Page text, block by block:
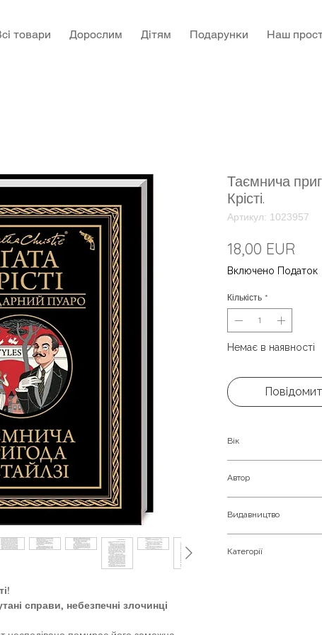
товари Дорослим Дітям Подарунки Наш
справи, небезпечні злочинці
Таємнича
Крісті.
Артикул: 1023957
18,00 EUR
Включено Податок
Кількість *
Немає в наявності
Вік
Автор
Видавництво
Категорії